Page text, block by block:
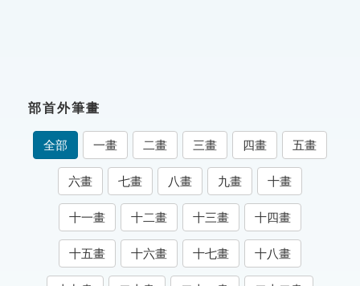
成語故事
索引選單
知識索引
單字索引
生命大百科索引
遊戲專區
部首外筆畫
全部 一畫 二畫 三畫 四畫 五畫
六畫 七畫 八畫 九畫 十畫
十一畫 十二畫 十三畫 十四畫
十五畫 十六畫 十七畫 十八畫